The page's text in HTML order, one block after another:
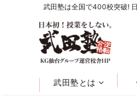
武田塾は全国で400校突破!
武田塾とは